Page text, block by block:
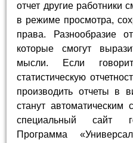
отчет другие работники
в режиме просмотра,
права. Разнообразие
которые смогут
мысли. Если
статистическую
производить отчеты в
станут автоматическим
специальный сайт
Программа